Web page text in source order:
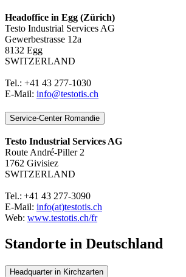
Headoffice in Egg (Zürich)
Testo Industrial Services AG
Gewerbestrasse 12a
8132 Egg
SWITZERLAND
Tel.: +41 43 277-1030
E-Mail: info@testotis.ch
Service-Center Romandie
Testo Industrial Services AG
Route André-Piller 2
1762 Givisiez
SWITZERLAND
Tel.: +41 43 277-3090
E-Mail: info(at)testotis.ch
Web: www.testotis.ch/fr
Standorte in Deutschland
Headquarter in Kirchzarten